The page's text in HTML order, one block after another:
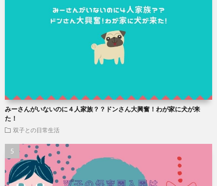
みーさんがいないのに４人家族？？ドンさん大興奮！わが家に犬が来
た！
双子との日常生活